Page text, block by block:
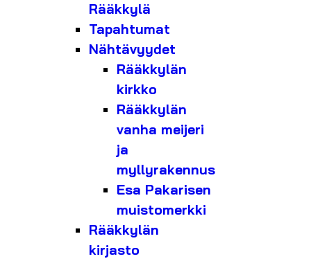
Rääkkylä
Tapahtumat
Nähtävyydet
Rääkkylän
kirkko
Rääkkylän
vanha meijeri
ja
myllyrakennus
Esa Pakarisen
muistomerkki
Rääkkylän
kirjasto